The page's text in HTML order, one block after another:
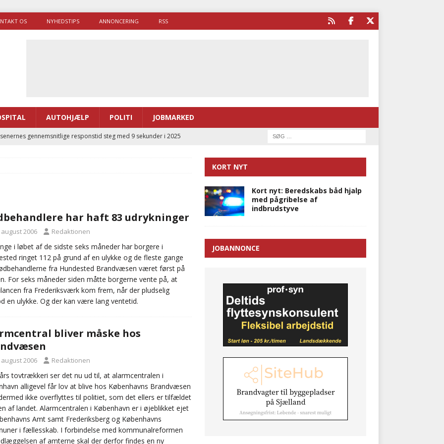
OS NYHEDSTIPS ANNONCERING RSS
AUTOHJÆLP POLITI JOBMARKED
gennemsnitlige responstid steg med 9 sekunder i 2025
brugte lidt længere tid på at komme af sted i 2025
kræver at beskyttelseskøretøjer bliver lovpligtige ved arbejde i
har haft 83 udrykninger
august 2006 Redaktionen
i løbet af de sidste seks måneder har borgere i
ringet 112 på grund af en ulykke og de fleste gange
fra Hundested Brandvæsen været først på
For seks måneder siden måtte borgerne vente på, at
fra Frederiksværk kom frem, når der pludselig
en ulykke. Og der kan være lang ventetid.
bliver måske hos
august 2006 Redaktionen
tovtrækkeri ser det nu ud til, at alarmcentralen i
alligevel får lov at blive hos Københavns Brandvæsen
ikke overflyttes til politiet, som det ellers er tilfældet
af landet. Alarmcentralen i København er i øjeblikket ejet
Amt samt Frederiksberg og Københavns
i fællesskab. I forbindelse med kommunalreformen
af amterne skal der derfor findes en ny
KORT NYT
Kort nyt: Beredskabs båd hjalp
med pågribelse af
indbrudstyve
JOBANNONCE